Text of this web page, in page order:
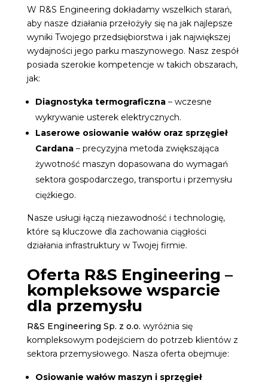
W R&S Engineering dokładamy wszelkich starań,
aby nasze działania przełożyły się na jak najlepsze
wyniki Twojego przedsiębiorstwa i jak największej
wydajności jego parku maszynowego. Nasz zespół
posiada szerokie kompetencje w takich obszarach,
jak:
Diagnostyka termograficzna– wczesne
wykrywanie usterek elektrycznych.
Laserowe osiowanie wałóworaz sprzęgieł
Cardana– precyzyjna metoda zwiększająca
żywotność maszyn dopasowana do wymagań
sektora gospodarczego, transportu i przemysłu
ciężkiego.
Nasze usługi łączą niezawodność i technologię,
które są kluczowe dla zachowania ciągłości
działania infrastruktury w Twojej firmie.
Oferta R&S Engineering –
kompleksowe wsparcie
dla przemysłu
R&S Engineering Sp. z o.o. wyróżnia się
kompleksowym podejściem do potrzeb klientów z
sektora przemysłowego. Nasza oferta obejmuje:
Osiowanie wałów maszyn i sprzęgieł